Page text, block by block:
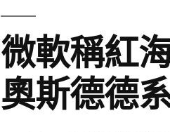
微軟稱紅
奧斯德德